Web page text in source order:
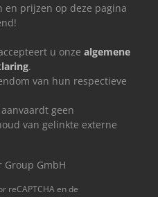
prijzen op deze pagina
u onze algemene
.
van hun respectieve
geen
van gelinkte externe
Group GmbH
reCAPTCHA en de